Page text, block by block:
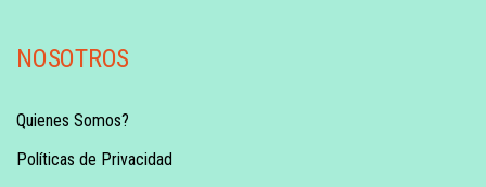
NOSOTROS
Quienes Somos?
Políticas de Privacidad